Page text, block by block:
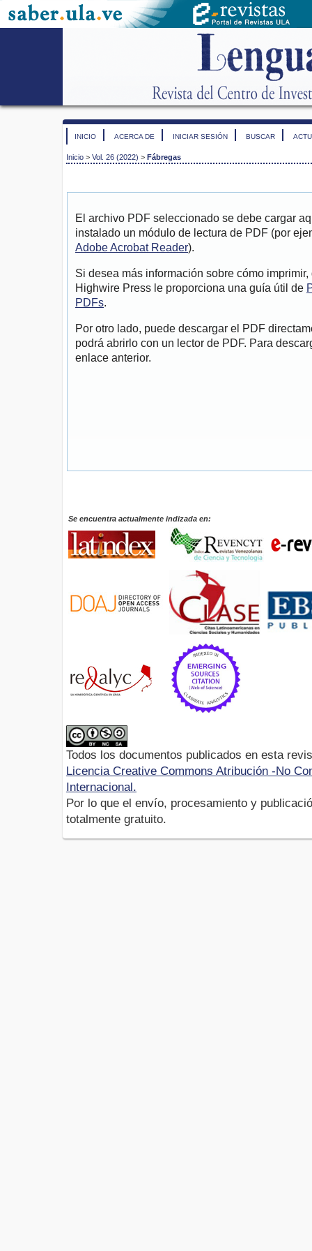
INICIO ACERCA DE INICIAR SESIÓN BUSCAR
Inicio > Vol. 26 (2022) > Fábregas
El archivo PDF seleccionado se debe cargar
instalado un módulo de lectura de PDF (por
Adobe Acrobat Reader).
Si desea más información sobre cómo
Highwire Press le proporciona una guía útil de
PDFs.
Por otro lado, puede descargar el PDF
podrá abrirlo con un lector de PDF. Para
enlace anterior.
Se encuentra actualmente indizada en:
Todos los documentos publicados en esta
Licencia Creative Commons Atribución -No
Internacional.
Por lo que el envío, procesamiento y
totalmente gratuito.